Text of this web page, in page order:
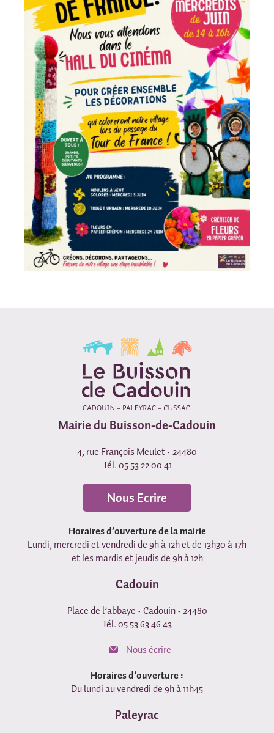
Mairie du Buisson-de-Cadouin
4, rue François Meulet • 24480
Tél. 05 53 22 00 41
Nous Ecrire
Horaires d’ouverture de la mairie
Lundi, mercredi et vendredi de 9h à 12h et de 13h30 à 17h
et les mardis et jeudis de 9h à 12h
Cadouin
Place de l’abbaye • Cadouin • 24480
Tél. 05 53 63 46 43
Nous écrire
Horaires d’ouverture :
Du lundi au vendredi de 9h à 11h45
Paleyrac